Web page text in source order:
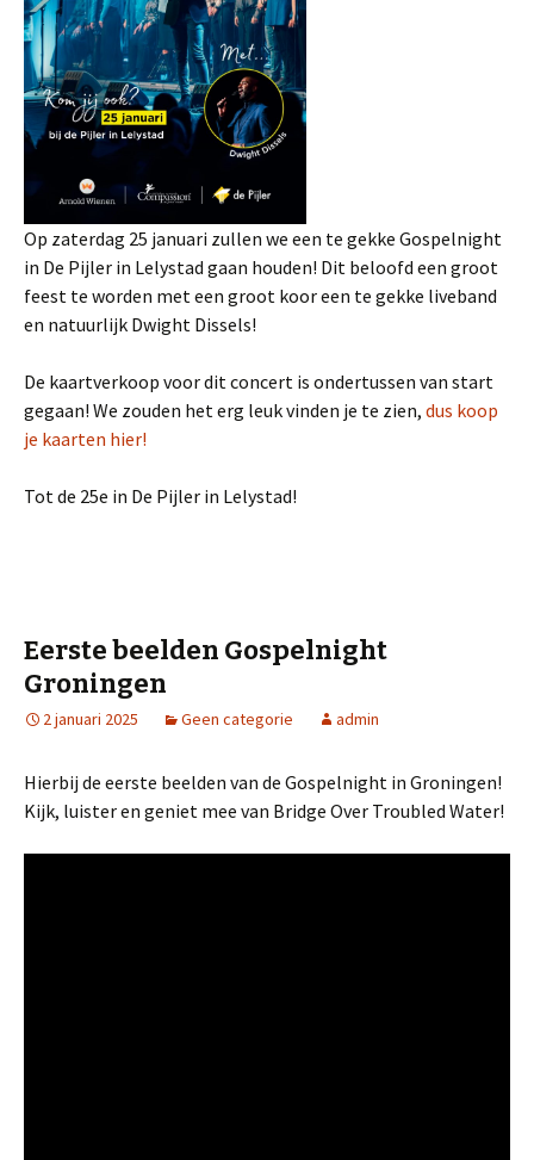
Op zaterdag 25 januari zullen we een te gekke Gospelnight
in De Pijler in Lelystad gaan houden! Dit beloofd een groot
feest te worden met een groot koor een te gekke liveband
en natuurlijk Dwight Dissels!
De kaartverkoop voor dit concert is ondertussen van start
gegaan! We zouden het erg leuk vinden je te zien, dus koop
je kaarten hier!
Tot de 25e in De Pijler in Lelystad!
Eerste beelden Gospelnight
Groningen
2 januari 2025 Geen categorie admin
Hierbij de eerste beelden van de Gospelnight in Groningen!
Kijk, luister en geniet mee van Bridge Over Troubled Water!